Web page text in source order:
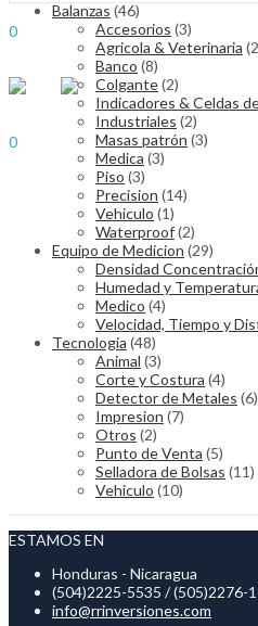
Hello,
Sign In
0
Sign In
0
Balanzas (46)
Accesorios (3)
Agricola & Veterinaria
Banco (8)
Colgante(2)
Indicadores & Celdas
Industriales (2)
Masas patrón (3)
Medica (3)
Piso (3)
Precision (14)
Vehiculo (1)
Waterproof(2)
Equipo de Medicion (29)
Densidad
Humedad y
Medico (4)
Velocidad, Tiempo y
Tecnologia (48)
Animal (3)
Corte y Costura (4)
Detector de Metales (6)
Impresion (7)
Otros (2)
Punto de Venta (5)
Selladora de Bolsas (11)
Vehiculo (10)
ESTAMOS EN
Honduras - Nicaragua
(504)2225-5535 / (505)2276-
info@rrinversiones.com